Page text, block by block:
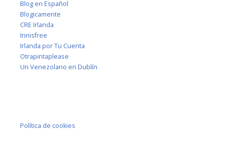
Blog en Español
Blogicamente
CRE Irlanda
Innisfree
Irlanda por Tu Cuenta
Otrapintaplease
Un Venezolano en Dublín
Política de cookies